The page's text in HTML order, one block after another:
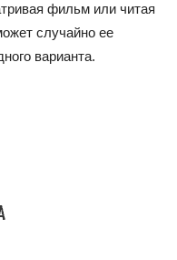
фильм или читая
случайно ее
варианта.